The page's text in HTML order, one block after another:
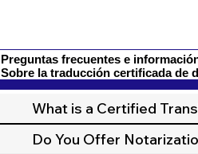
Preguntas frecuentes e
Sobre la traducción certificada de
What is a Certified
Do You Offer